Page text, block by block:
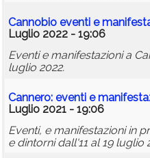
Cannobio eventi e
Luglio 2022 - 19:06
Eventi e manifestazioni a
luglio 2022.
Cannero: eventi e
Luglio 2021 - 19:06
Eventi, e manifestazioni in
e dintorni dall'11 al 19 luglio